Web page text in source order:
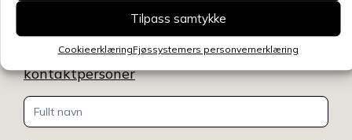
Tilpass samtykke
CookieerklæringFjøssystemers personvernerklæring
Benytt skjemaet for å gjøre en henvendelse
relatert til denne siden, så blir du kontaktet
innen kort tid.Klikk her for å se oversikt over
kontaktpersoner
Kontakt
oss